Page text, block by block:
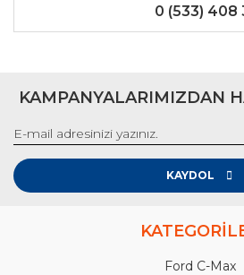
0 (533) 408
KAMPANYALARIMIZDAN
KAYDOL
Ford C-Max